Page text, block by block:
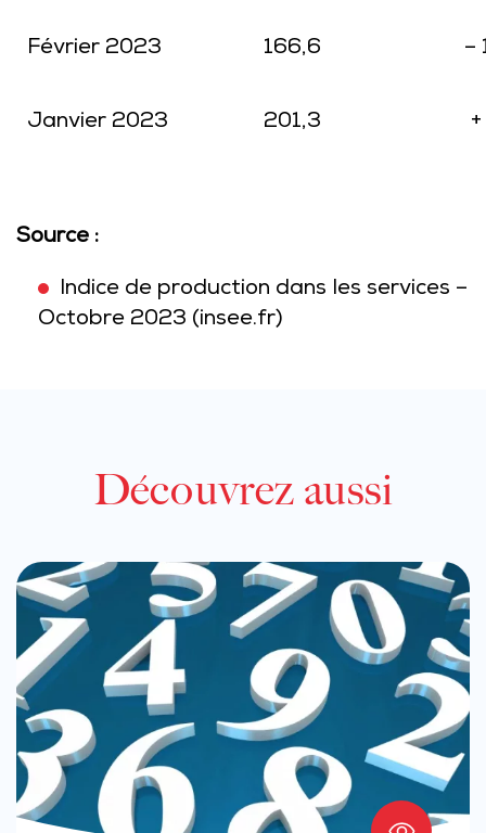
Février 2023 166,6 –
Janvier 2023 201,3
Source :
Indice de production dans les services –
Octobre 2023 (insee.fr)
Découvrez aussi